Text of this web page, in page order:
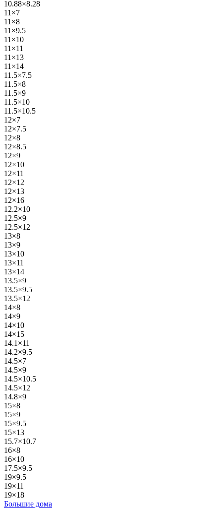
10.88×8.28
11×7
11×8
11×9.5
11×10
11×11
11×13
11×14
11.5×7.5
11.5×8
11.5×9
11.5×10
11.5×10.5
12×7
12×7.5
12×8
12×8.5
12×9
12×10
12×11
12×12
12×13
12×16
12.2×10
12.5×9
12.5×12
13×8
13×9
13×10
13×11
13×14
13.5×9
13.5×9.5
13.5×12
14×8
14×9
14×10
14×15
14.1×11
14.2×9.5
14.5×7
14.5×9
14.5×10.5
14.5×12
14.8×9
15×8
15×9
15×9.5
15×13
15.7×10.7
16×8
16×10
17.5×9.5
19×9.5
19×11
19×18
Большие дома